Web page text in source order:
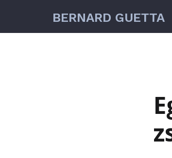
BERNARD GUETTA